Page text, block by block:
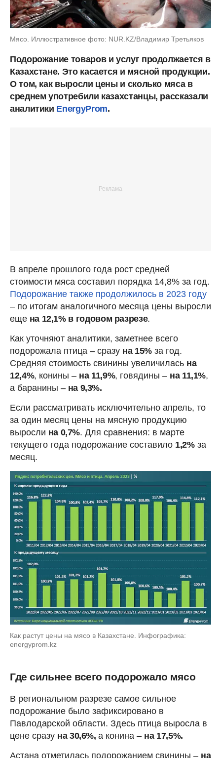
Мясо. Иллюстративное фото: NUR.KZ/Владимир Третьяков
Подорожание товаров и услуг продолжается в
Казахстане. Это касается и мясной продукции.
О том, как выросли цены и сколько мяса в
среднем употребили казахстанцы, рассказали
аналитики EnergyProm.
В апреле прошлого года рост средней
стоимости мяса составил порядка 14,8% за год.
Подорожание также продолжилось в 2023 году
– по итогам аналогичного месяца цены выросли
еще на 12,1% в годовом разрезе.
Как уточняют аналитики, заметнее всего
подорожала птица – сразу на 15%за год.
Средняя стоимость свинины увеличилась на
12,4%, конины – на 11,9%, говядины – на 11,1%,
а баранины – на 9,3%.
Если рассматривать исключительно апрель, то
за один месяц цены на мясную продукцию
выросли на 0,7%. Для сравнения: в марте
текущего года подорожание составило 1,2%за
месяц.
Как растут цены на мясо в Казахстане. Инфографика:
energyprom.kz
Где сильнее всего подорожало мясо
В региональном разрезе самое сильное
подорожание было зафиксировано в
Павлодарской области. Здесь птица выросла в
цене сразу на 30,6%,а конина – на 17,5%.
Астана отметилась подорожанием свинины – на